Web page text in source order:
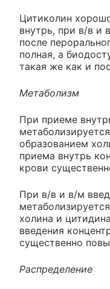
Цитиколин
внутрь, при в/в и
после
полная, а
такая же как и
Метаболизм
При приеме
образованием
приема внутрь
крови
При в/в и в/м
холина и
введения
существенно
Распределение